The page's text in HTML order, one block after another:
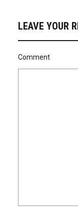
LEAVE YOUR
Comment